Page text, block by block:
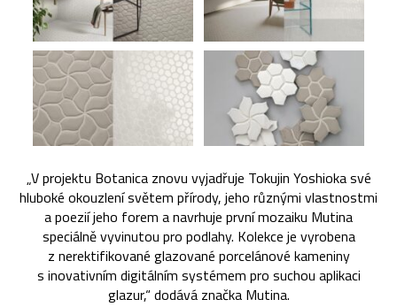
„V projektu Botanica znovu vyjadřuje Tokujin Yoshioka své
hluboké okouzlení světem přírody, jeho různými vlastnostmi
a poezií jeho forem a navrhuje první mozaiku Mutina
speciálně vyvinutou pro podlahy. Kolekce je vyrobena
z nerektifikované glazované porcelánové kameniny
s inovativním digitálním systémem pro suchou aplikaci
glazur,“ dodává značka Mutina.